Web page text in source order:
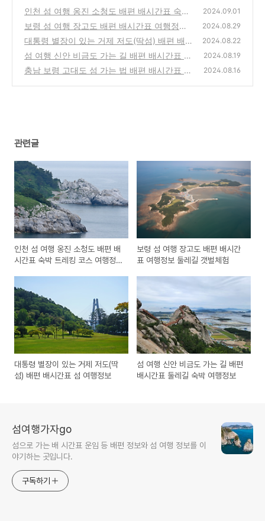
인천 섬 여행 옹진 소청도 배편 배시간표 숙박
트레킹 코스 여행정보
(6)
2024.09.01
보령 섬 여행 장고도 배편 배시간표 여행정보
둘레길 갯벌체험
(1)
2024.08.29
대통령 별장이 있는 거제 저도(딱섬) 배편 배시
간표 섬 여행정보
(0)
2024.08.22
섬 여행 신안 비금도 가는 길 배편 배시간표 둘
레길 숙박 여행정보
(0)
2024.08.19
충남 보령 고대도 섬 가는 법 배편 배시간표 여
2024.08.16
관련글
인천 섬 여행 옹진 소청도 배편 배
시간표 숙박 트레킹 코스 여행정
보령 섬 여행 장고도 배편 배시간
표 여행정보 둘레길 갯벌체험
대통령 별장이 있는 거제 저도(딱
섬) 배편 배시간표 섬 여행정보
섬 여행 신안 비금도 가는 길 배편
배시간표 둘레길 숙박 여행정보
섬여행가자go
섬으로 가는 배 시간표 운임 등 배편 정보와 섬 여행 정보를 이
야기하는 곳입니다.
구독하기